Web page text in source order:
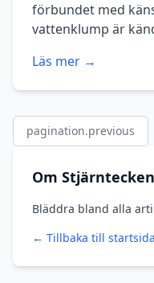
förbundet med
vattenklump är
Läs mer →
pagination.previous
Om Stjärntecken
Bläddra bland alla
← Tillbaka till